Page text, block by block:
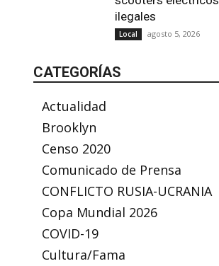
ilegales
Local agosto 5, 2026
CATEGORÍAS
Actualidad
Brooklyn
Censo 2020
Comunicado de Prensa
CONFLICTO RUSIA-UCRANIA
Copa Mundial 2026
COVID-19
Cultura/Fama